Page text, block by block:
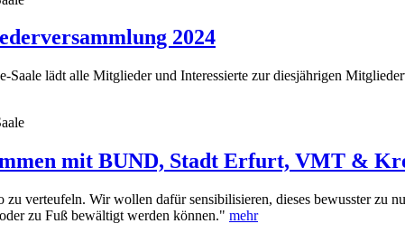
2024
Saale lädt alle Mitglieder und Interessierte zur diesjährigen
mit BUND, Stadt Erfurt, VMT &
zu verteufeln. Wir wollen dafür sensibilisieren, dieses bewusster
zu Fuß bewältigt werden können." mehr